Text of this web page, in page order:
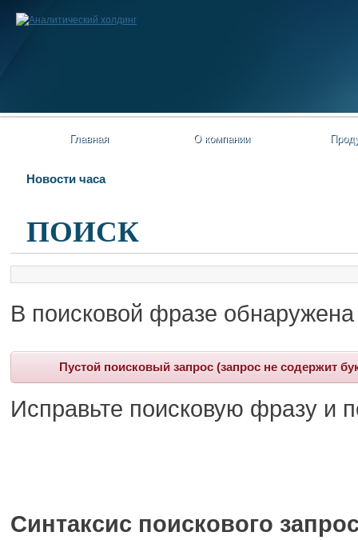
Главная О компании
Новости часа
ПОИСК
В поисковой фразе
Пустой поисковый запрос (запрос не содержит
Исправьте поисковую фразу и
Синтаксис поискового